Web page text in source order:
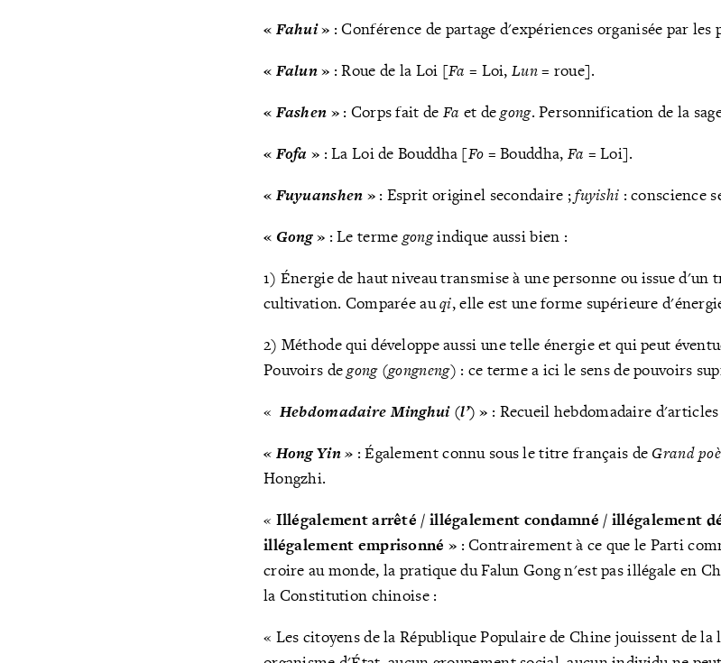
« Fahui» : Conférence de partage d'expériences organisée par les
« Falun» : Roue de la Loi [Fa = Loi, Lun= roue].
« Fashen » : Corps fait de Fa et degong. Personnification de la
« Fofa » : La Loi de Bouddha [Fo = Bouddha, Fa = Loi].
« Fuyuanshen » : Esprit originel secondaire ;fuyishi : conscience
« Gong» : Le terme gongindique aussi bien :
1) Énergie de haut niveau transmise à une personne ou issue
cultivation. Comparée auqi, elle est une forme supérieure
2) Méthode qui développe aussi une telle énergie et qui peut
Pouvoirs degong(gongneng) : ce terme a ici le sens de pouvoirs
« Hebdomadaire Minghui (l’)» : Recueil hebdomadaire
« Hong Yin» : Également connu sous le titre français de Grand
Hongzhi.
« Illégalement arrêté / illégalement condamné / illégalement
illégalement emprisonné » : Contrairement à ce que le Parti
croire au monde, la pratique du Falun Gong n'est pas illégale en
la Constitution chinoise :
« Les citoyens de la République Populaire de Chine jouissent de